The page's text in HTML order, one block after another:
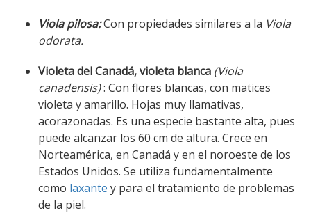
Viola pilosa:Con propiedades similares a la Viola
odorata.
Violeta del Canadá, violeta blanca (Viola
canadensis): Con flores blancas, con matices
violeta y amarillo. Hojas muy llamativas,
acorazonadas. Es una especie bastante alta, pues
puede alcanzar los 60 cm de altura. Crece en
Norteamérica, en Canadá y en el noroeste de los
Estados Unidos. Se utiliza fundamentalmente
como laxante y para el tratamiento de problemas
de la piel.